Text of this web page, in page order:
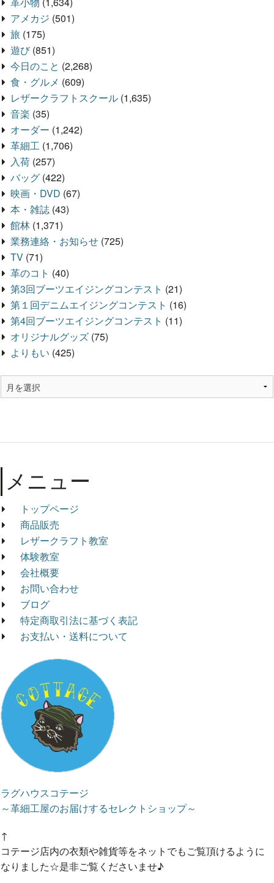
アメカジ (501)
旅 (175)
遊び(851)
今日のこと (2,268)
食・グルメ (609)
レザークラフトスクール (1,635)
音楽 (35)
オーダー (1,242)
革細工 (1,706)
入荷 (257)
バッグ (422)
映画・DVD (67)
本・雑誌 (43)
館林 (1,371)
業務連絡・お知らせ (725)
TV (71)
革のコト (40)
第3回ブーツエイジングコンテスト (21)
第１回デニムエイジングコンテスト (16)
第4回ブーツエイジングコンテスト (11)
オリジナルグッズ (75)
よりもい (425)
メニュー
トップページ
商品販売
レザークラフト教室
体験教室
会社概要
お問い合わせ
ブログ
特定商取引法に基づく表記
お支払い・送料について
ラグハウスコテージ
～革細工屋のお届けするセレクトショップ～
↑
コテージ店内の衣類や雑貨等をネットでもご覧頂けるように
なりました☆是非ご覧くださいませ♪